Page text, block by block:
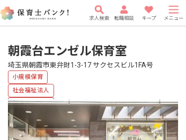
求人検索 転職相談 キープ メニュー
朝霞台エンゼル保育室
埼玉県朝霞市東弁財1-3-17 サクセスビル1FA号
小規模保育
社会福祉法人
乳児保育のみ
複数園あり
車通勤可